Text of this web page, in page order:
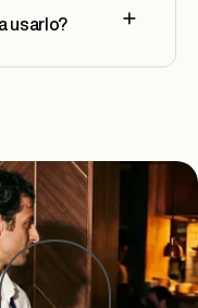
usarlo?